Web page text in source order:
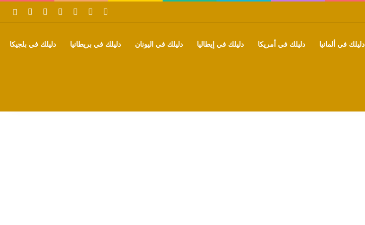
فيسبوك بينتيريست‫YouTube
تيلقرام واتساب
دليلك في ألمانيا دليلك في أمريكا دليلك في إيطاليا دليلك في اليونان دليلك في بريطانيا دليلك في بلجيكا